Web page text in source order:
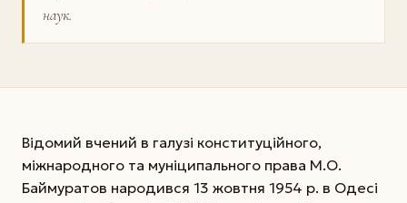
наук.
Відомий вчений в галузі конституційного,
міжнародного та муніципального права М.О.
Баймуратов народився 13 жовтня 1954 р. в Одесі